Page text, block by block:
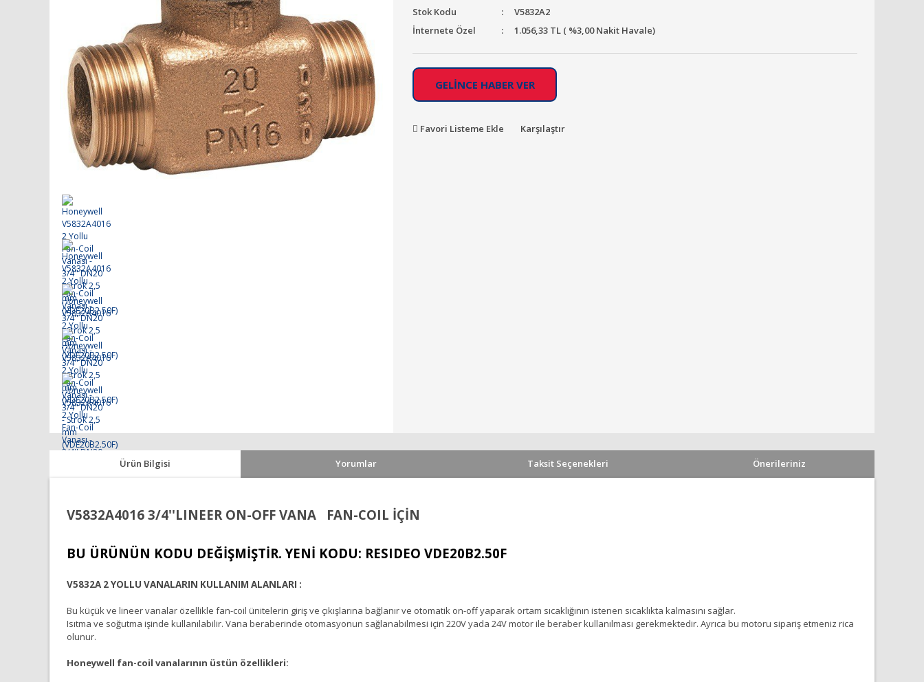
Stok Kodu
V5832A2
İnternete Özel
1.056,33 TL ( %3,00 Nakit Havale)
GELİNCE HABER VER
Favori Listeme Ekle Karşılaştır
Ürün Bilgisi Yorumlar Taksit Seçenekleri Önerileriniz
V5832A4016 3/4''LINEER ON-OFF VANA FAN-COIL İÇİN
BU ÜRÜNÜN KODU DEĞİŞMİŞTİR. YENİ KODU: RESIDEO VDE20B2.50F
V5832A 2 YOLLU VANALARIN KULLANIM ALANLARI :
Bu küçük ve lineer vanalar özellikle fan-coil ünitelerin giriş ve çıkışlarına bağlanır ve otomatik on-off yaparak ortam sıcaklığının istenen sıcaklıkta kalmasını sağlar.
Isıtma ve soğutma işinde kullanılabilir. Vana beraberinde otomasyonun sağlanabilmesi için 220V yada 24V motor ile beraber kullanılması gerekmektedir. Ayrıca bu motoru sipariş etmeniz rica
olunur.
Honeywell fan-coil vanalarının üstün özellikleri: